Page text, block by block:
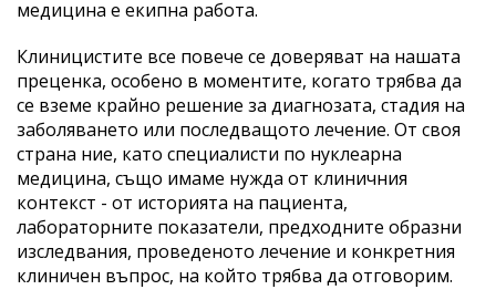
медицина е екипна работа.
Клиницистите все повече се доверяват на нашата
преценка, особено в моментите, когато трябва да
се вземе крайно решение за диагнозата, стадия на
заболяването или последващото лечение. От своя
страна ние, като специалисти по нуклеарна
медицина, също имаме нужда от клиничния
контекст - от историята на пациента,
лабораторните показатели, предходните образни
изследвания, проведеното лечение и конкретния
клиничен въпрос, на който трябва да отговорим.